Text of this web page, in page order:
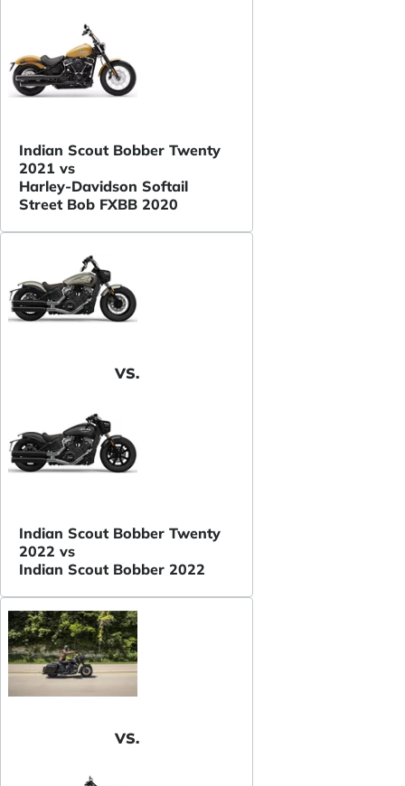
Indian Scout Bobber Twenty
2021 vs
Harley-Davidson Softail
Street Bob FXBB 2020
VS.
Indian Scout Bobber Twenty
2022 vs
Indian Scout Bobber 2022
VS.